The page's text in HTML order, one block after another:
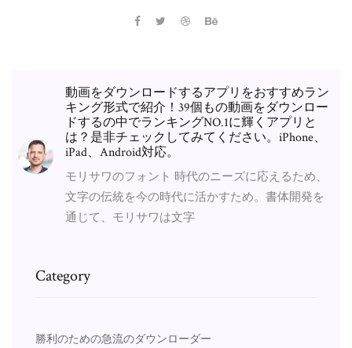
動画をダウンロードするアプリをおすすめラン
キング形式で紹介！39個もの動画をダウンロー
ドするの中でランキングNO.1に輝くアプリと
は？是非チェックしてみてください。iPhone、
iPad、Android対応。
モリサワのフォント 時代のニーズに応えるため、
文字の伝統を今の時代に活かすため。書体開発を
通じて、モリサワは文字
Category
勝利のための急流のダウンローダー